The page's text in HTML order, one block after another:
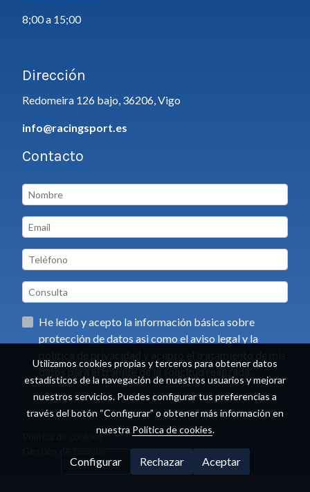
8;00 a 15;00
Dirección
Redomeira 126 bajo, 36206, Vigo
info@racingsport.es
Contacto
He leído y acepto la información básica sobre
protección de datos asi como el aviso legal y la
datos para el trámite de la solicitud realizada.
Enviar
Política de cookies
Utilizamos cookies propias y terceros para obtener datos
estadísticos de la navegación de nuestros usuarios y mejorar
nuestros servicios. Puedes configurar tus preferencias a
través del botón “Configurar” o obtener más información en
nuestra Política de cookies.
Configurar Rechazar Aceptar